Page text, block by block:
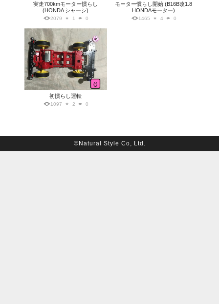
実走700kmモーター慣らし
(HONDA シャーシ)
2079 1 0
モーター慣らし開始 (B16B改1.8
HONDAモーター)
1465 4 0
初慣らし運転
1097 2 0
©Natural Style Co, Ltd.